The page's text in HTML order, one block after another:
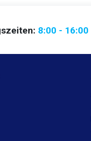
8:00 - 16:00